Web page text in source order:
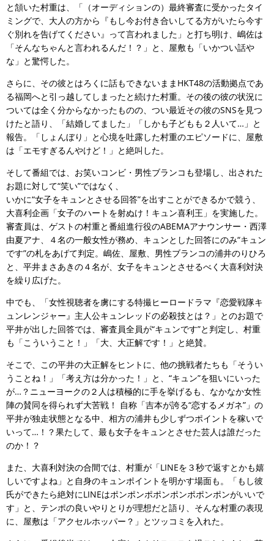
と頷いた村重は、「（オーディションの）最終審査に受かったタイ
ミングで、大人の方から『もし今お付き合いしてる方がいたら今す
ぐ別れを告げてください』って言われました」と打ち明け、嶋佐は
「そんなちゃんと言われるんだ！？」と、屋敷も「いかつい話や
な」と驚愕した。
さらに、その彼とはろくに話もできないままHKT48の活動拠点であ
る福岡へと引っ越してしまったと続けた村重。その後の彼の状況に
ついては全く分からなかったものの、つい最近その彼のSNSを見つ
けたと語り、「結婚してました」「しかも子どもも２人いて…」と
報告。「しょんぼり」と心境を吐露した村重のエピソードに、屋敷
は「エモすぎるんやけど！」と絶叫した。
そして番組では、お笑いコンビ・男性ブランコも登場し、出された
お題に対して“笑い”ではなく、
いかに“女子をキュンとさせる回答”を出すことができるかで競う、
大喜利企画「女子のハートを射ぬけ！キュン喜利王」を実施した。
審査員は、ゲストの村重と番組進行役のABEMAアナウンサー・西澤
由夏アナ、４名の一般女性が務め、キュンとした回答にのみ“キュン
です”の札をあげて判定。嶋佐、屋敷、男性ブランコの浦井のりひろ
と、平井まさあきの４名が、女子をキュンとさせるべく大喜利対決
を繰り広げた。
中でも、「女性視聴者を虜にする特撮ヒーロードラマ『恋愛戦隊キ
ュンレンジャー』主人公キュンレッドの必殺技とは？」とのお題で
平井が出した回答では、審査員全員が“キュンです”と判定し、村重
も「こういうこと！」「大、大正解です！」と絶賛。
そこで、この平井の大正解をヒントに、他の挑戦者たちも「そうい
うことね！」「考え方は分かった！」と、“キュン”を狙いにいった
が…？ニューヨークの２人は積極的に手を挙げるも、なかなか女性
陣の賛同を得られず大苦戦！ 自称「吉本が誇る“恋するメガネ”」の
平井が独走状態となる中、相方の浦井も少しずつポイントを稼いで
いって…！？果たして、最も女子をキュンとさせた芸人は誰だった
のか！？
また、大喜利対決の合間では、村重が「LINEを３秒で返すとかも嬉
しいですよね」と自身のキュンポイントを明かす場面も。「もし彼
氏ができたら絶対にLINEはポンポンポポンポンポポンポンがいいで
す」と、テンポの良いやりとりが理想だと語り、そんな村重の表現
に、屋敷は「アクセルホッパー？」とツッコミを入れた。